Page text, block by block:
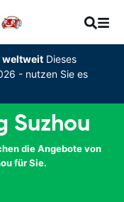
weltweitDieses
- nutzen Sie es
Suzhou
die Angebote von
für Sie.